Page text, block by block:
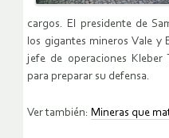
cargos. El presidente de
los gigantes mineros Vale y
jefe de operaciones Kleber
para preparar su defensa.
Ver también: Mineras que